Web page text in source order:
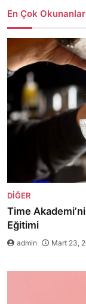
En Çok Okunanlar
DIĞER
Time
Eğitimi
admin Mart 23,